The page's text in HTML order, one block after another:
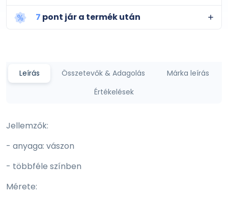
7 pont jár a termék után
Leírás Összetevők & Adagolás
Márka leírás
Értékelések
Jellemzők:
- anyaga: vászon
- többféle színben
Mérete: